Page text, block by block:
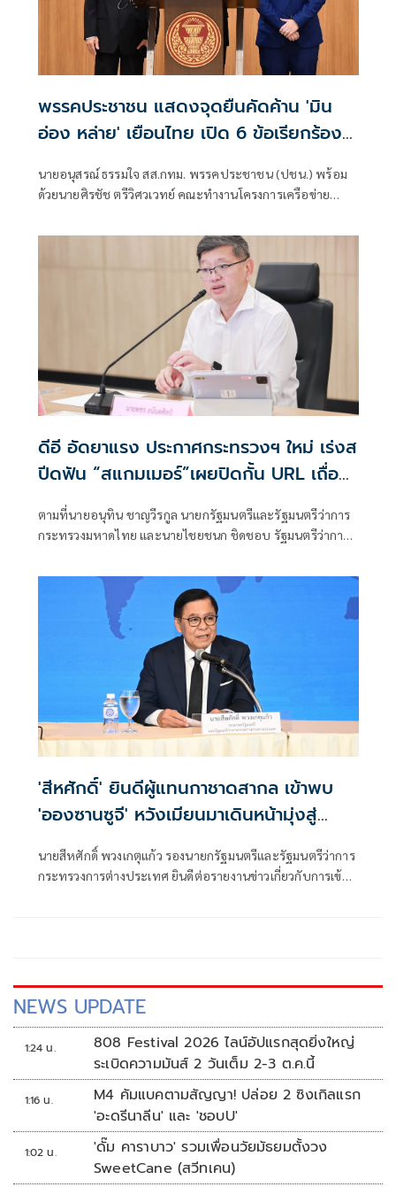
พรรคประชาชน แสดงจุดยืนคัดค้าน 'มิน
อ่อง หล่าย' เยือนไทย เปิด 6 ข้อเรียกร้อง
นายอนุสรณ์ ธรรมใจ สส.กทม. พรรคประชาชน (ปชน.) พร้อม
ด้วยนายศิรชัช ตรีวิศวเวทย์ คณะทำงานโครงการเครือข่าย
พัฒนาอย่างยั่งยืน แถลงคัดค้านการเยือนไทยอย่างเป็นทางการ
ดีอี อัดยาแรง ประกาศกระทรวงฯ ใหม่ เร่งส
ปีดฟัน “สแกมเมอร์”เผยปิดกั้น URL เถื่อน
แล้วกว่า 8.8 แสนรายการ
ตามที่นายอนุทิน ชาญวีรกูล นายกรัฐมนตรีและรัฐมนตรีว่าการ
กระทรวงมหาดไทย และนายไชยชนก ชิดชอบ รัฐมนตรีว่าการ
ป้องกันและปราบปรามอาชญากรรมออนไลน์ กระทรวงดีอี
'สีหศักดิ์' ยินดีผู้แทนกาชาดสากล เข้าพบ
'อองซานซูจี' หวังเมียนมาเดินหน้ามุ่งสู่
สันติภาพ
นายสีหศักดิ์ พวงเกตุแก้ว รองนายกรัฐมนตรีและรัฐมนตรีว่าการ
กระทรวงการต่างประเทศ ยินดีต่อรายงานข่าวเกี่ยวกับการเข้า
NEWS UPDATE
1:24 น.
808 Festival 2026 ไลน์อัปแรกสุดยิ่งใหญ่
ระเบิดความมันส์ 2 วันเต็ม 2-3 ต.ค.นี้
1:16 น.
M4 คัมแบคตามสัญญา! ปล่อย 2 ซิงเกิลแรก
'อะดรีนาลีน' และ 'ชอบU'
1:02 น.
'ดั๊ม คาราบาว' รวมเพื่อนวัยมัธยมตั้งวง
SweetCane (สวีทเคน)